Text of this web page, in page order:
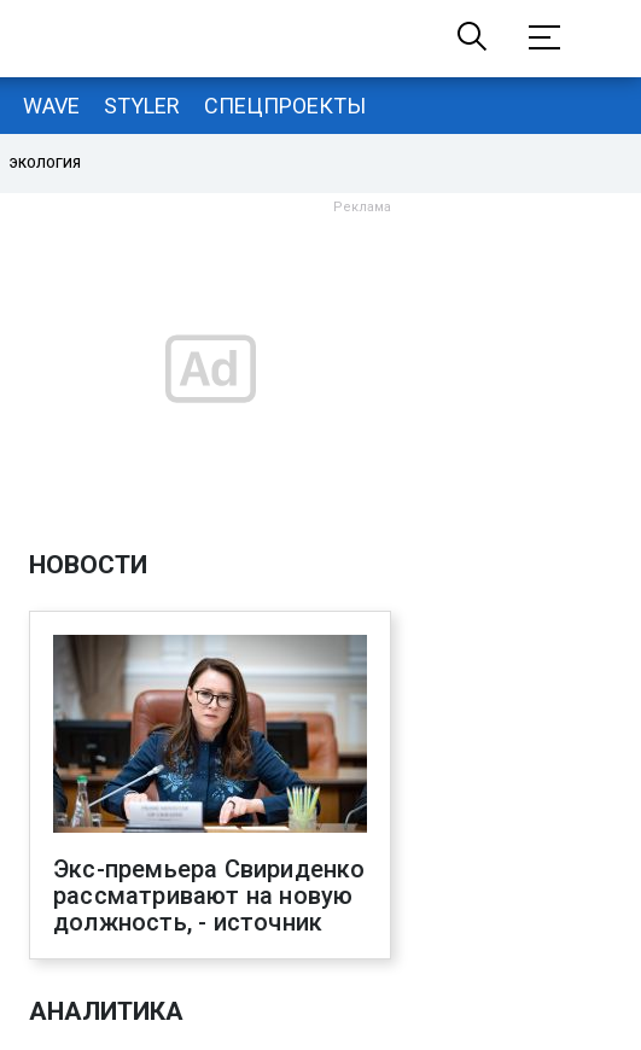
WAVE STYLER СПЕЦПРОЕКТЫ
ЭКОЛОГИЯ
НОВОСТИ
Экс-премьера Свириденко
рассматривают на новую
должность, - источник
АНАЛИТИКА